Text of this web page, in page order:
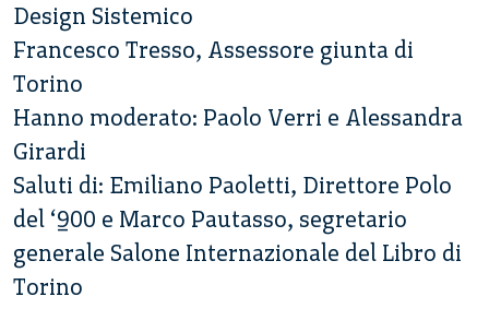
Design Sistemico
Francesco Tresso, Assessore giunta di
Torino
Hanno moderato: Paolo Verri e Alessandra
Girardi
Saluti di: Emiliano Paoletti, Direttore Polo
del ‘900 e Marco Pautasso, segretario
generale Salone Internazionale del Libro di
Torino